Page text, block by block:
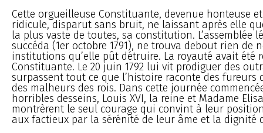
Cette orgueilleuse Constituante, devenue honteuse
ridicule, disparut sans bruit, ne laissant après elle
la plus vaste de toutes, sa constitution. L’assemblée
succéda (1er octobre 1791), ne trouva debout rien de
institutions qu’elle pût détruire. La royauté avait été
Constituante. Le 20 juin 1792 lui vit prodiguer des
surpassent tout ce que l’histoire raconte des fureurs
des malheurs des rois. Dans cette journée
horribles desseins, Louis XVI, la reine et Madame
montrèrent le seul courage qui convint à leur
aux factieux par la sérénité de leur âme et la dignité